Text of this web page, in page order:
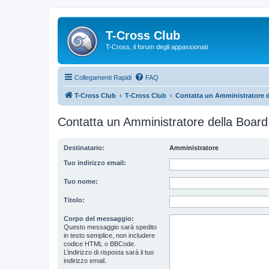
T-Cross Club
T-Cross, il forum degli appassionati
Collegamenti Rapidi FAQ
T-Cross Club T-Cross Club Contatta un Amministratore
Contatta un Amministratore della Board
Destinatario: Amministratore
Tuo indirizzo email:
Tuo nome:
Titolo:
Corpo del messaggio:
Questo messaggio sarà spedito
in testo semplice, non includere
codice HTML o BBCode.
L’indirizzo di risposta sarà il tuo
indirizzo email.